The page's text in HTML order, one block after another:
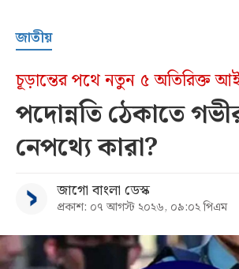
জাতীয়
চূড়ান্তের পথে নতুন ৫ অতিরিক্ত
পদোন্নতি ঠেকাতে
নেপথ্যে কারা?
জাগো বাংলা ডেস্ক
প্রকাশ: ০৭ আগস্ট ২০২৬, ০৯:০২ পিএম